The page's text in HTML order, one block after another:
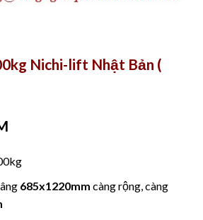
Nichi-lift Nhật Bản (
685x1220mm càng rộng, càng